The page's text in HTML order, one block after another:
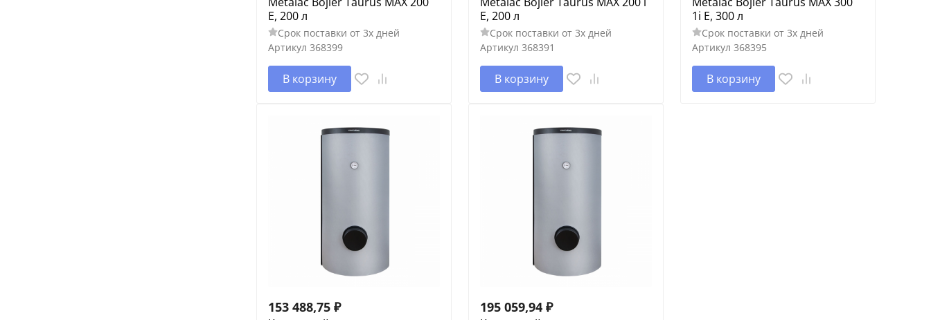
E, 200 л
Срок поставки от 3х дней
Артикул 368399
В корзину
E, 200 л
Срок поставки от 3х дней
Артикул 368391
В корзину
1i E, 300 л
Срок поставки от 3х дней
Артикул 368395
В корзину
153 488,75 ₽ 195 059,94 ₽